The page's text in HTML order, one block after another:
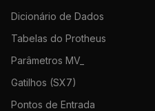
Dicionário de Dados
Tabelas do Protheus
Parâmetros MV_
Gatilhos (SX7)
Pontos de Entrada